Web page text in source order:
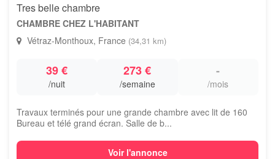
Tres belle chambre
CHAMBRE CHEZ L'HABITANT
Vétraz-Monthoux, France (34,31 km)
39 €
/nuit
273 €
/semaine
-
/mois
Travaux terminés pour une grande chambre avec lit de 160
Bureau et télé grand écran. Salle de b...
Voir l'annonce